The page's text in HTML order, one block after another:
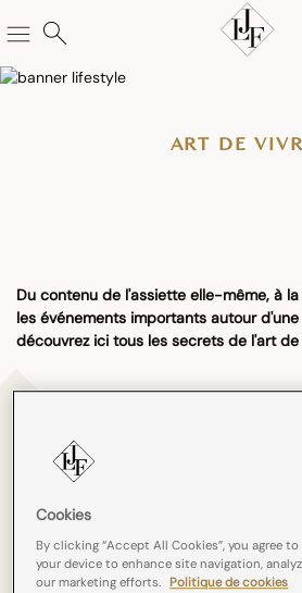
ART DE
Du contenu de l'assiette elle-même, à
les événements importants autour
découvrez ici tous les secrets de l'art
LES GOURMANDISES DU
Entremet, pavlova, gâteau ou financier,
délices de la pâtisserie française (ou
précieux conseils de Lila. Chaque mois,
nouvelle recette pour cuisiner des
Cookies
By clicking “Accept All Cookies”, you agree
your device to enhance site navigation,
our marketing efforts. Politique de cookies